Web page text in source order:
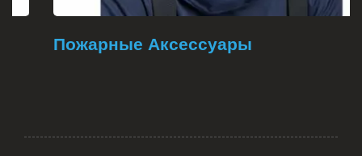
Пожарные Аксессуары